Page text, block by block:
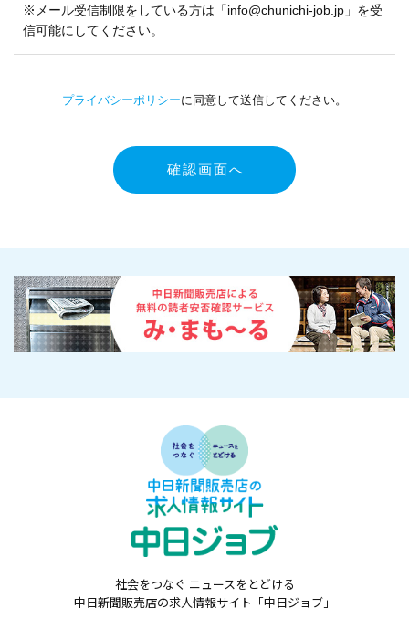
※メール受信制限をしている方は「info@chunichi-job.jp」を受
信可能にしてください。
プライバシーポリシーに同意して送信してください。
確認画面へ
社会をつなぐ ニュースをとどける
中日新聞販売店の求人情報サイト「中日ジョブ」